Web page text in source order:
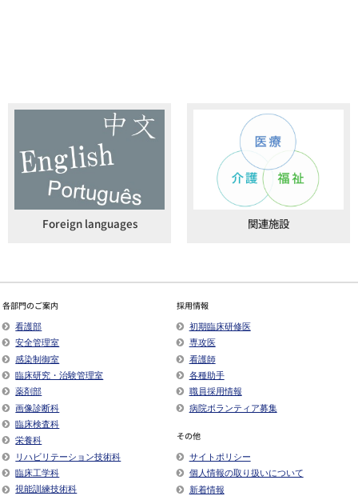
Foreign languages 関連施設
各部門のご案内
看護部
安全管理室
感染制御室
臨床研究・治験管理室
薬剤部
画像診断科
臨床検査科
栄養科
リハビリテーション技術科
臨床工学科
視能訓練技術科
採用情報
初期臨床研修医
専攻医
看護師
各種助手
職員採用情報
病院ボランティア募集
その他
サイトポリシー
個人情報の取り扱いについて
新着情報